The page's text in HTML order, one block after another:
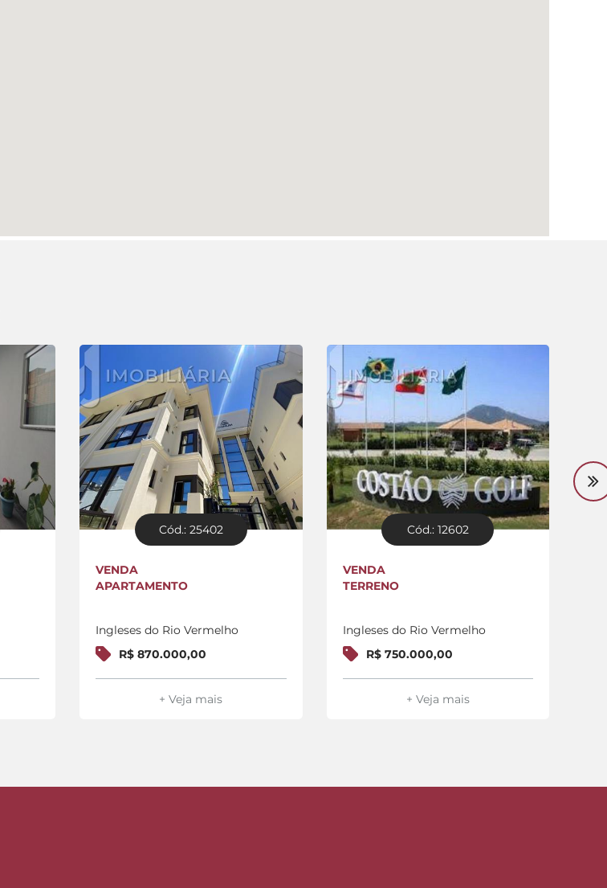
Cód.: 25402
VENDA
APARTAMENTO
Ingleses do Rio Vermelho
R$ 870.000,00
+ Veja mais
Cód.: 12602
VENDA
TERRENO
Ingleses do Rio Vermelho
R$ 750.000,00
+ Veja mais